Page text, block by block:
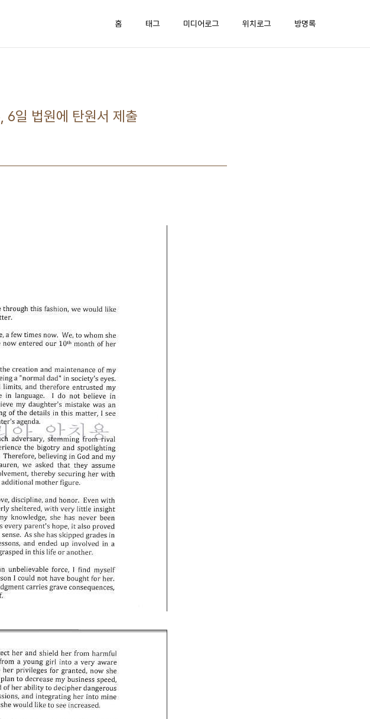
홈 태그 미디어로그 위치로그 방명록
6일 법원에 탄원서 제출